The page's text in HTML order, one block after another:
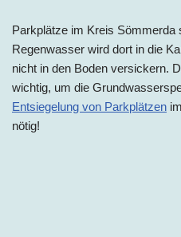
Parkplätze im Kreis Sömmerda
Regenwasser wird dort in die
nicht in den Boden versickern.
wichtig, um die
Entsiegelung von Parkplätzen
nötig!